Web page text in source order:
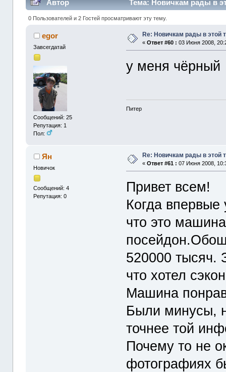
Автор Тема: Новичкам рады в
0 Пользователей и 2 Гостей просматривают эту тему.
egor
Завсегдатай
Сообщений: 25
Репутация: 1
Пол:
Re: Новичкам рады в этой
«Ответ #60 : 03 Июня 2008,
у меня чёрный
Питер
Ян
Новичок
Сообщений: 4
Репутация: 0
Re: Новичкам рады в этой
«Ответ #61 : 07 Июня 2008,
Привет всем!
Когда
что это
520000 тысяч.
что хотел
Машина
Были минусы,
точнее той
Почему то не
фотографиях